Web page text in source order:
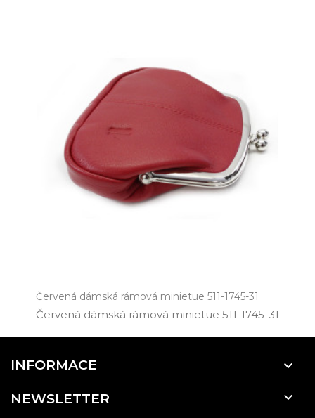
Červená dámská rámová minietue 511-1745-31
Červená dámská rámová minietue 511­-1745­-31
INFORMACE 
NEWSLETTER 